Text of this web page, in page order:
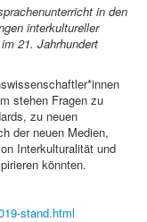
in den
interkultureller
21. Jahrhundert
stehen Fragen zu
zu neuen
der neuen Medien,
Interkulturalität und
könnten.
stand.html